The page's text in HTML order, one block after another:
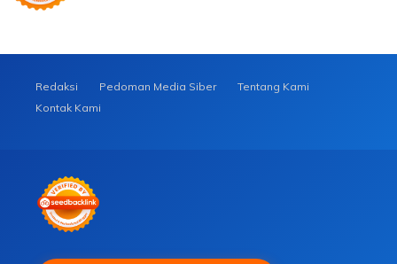
Redaksi Pedoman Media Siber
Tentang Kami
Kontak Kami